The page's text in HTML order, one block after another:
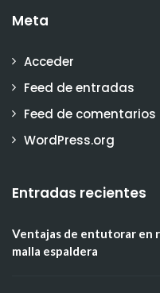
Meta
Acceder
Feed de entradas
Feed de comentarios
WordPress.org
Entradas recientes
Ventajas de entutorar en
malla espaldera